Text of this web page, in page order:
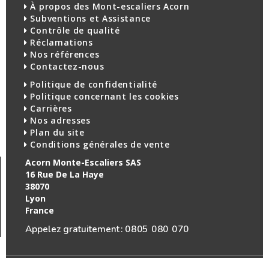
À propos des Mont-escaliers Acorn
Subventions et Assistance
Contrôle de qualité
Réclamations
Nos références
Contactez-nous
Politique de confidentialité
Politique concernant les cookies
Carrières
Nos adresses
Plan du site
Conditions générales de vente
Acorn Monte-Escaliers SAS
16 Rue De La Haye
38070
Lyon
France
Appelez gratuitement : 0805 080 070